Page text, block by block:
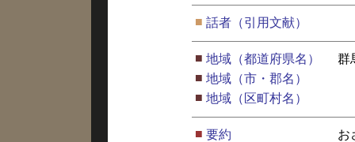
■ 話者（引用文献）
■ 地域（都道府県名）
群
■ 地域（市・郡名）
■ 地域（区町村名）
■ 要約
お